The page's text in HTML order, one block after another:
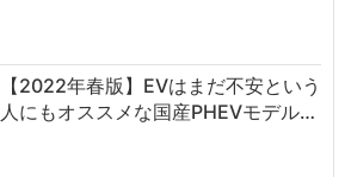
【2022年春版】EVはまだ不安という
人にもオススメな国産PHEVモデル…